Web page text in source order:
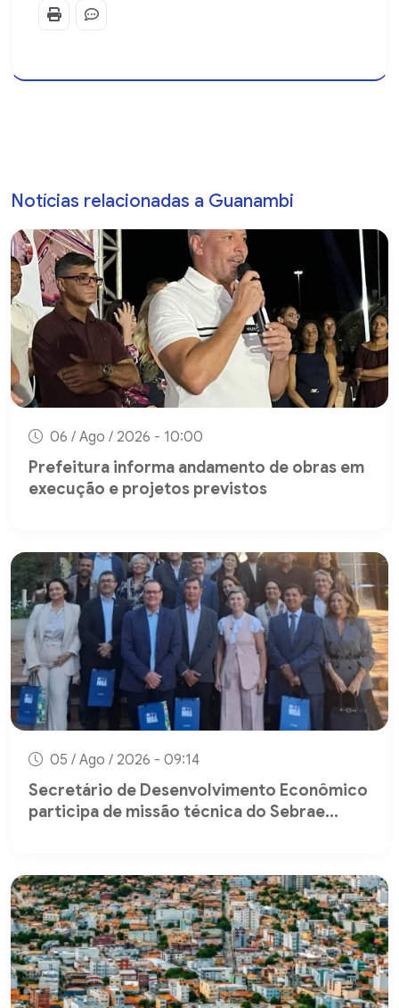
Notícias relacionadas a Guanambi
06 / Ago / 2026 - 10:00
Prefeitura informa andamento de obras em
execução e projetos previstos
05 / Ago / 2026 - 09:14
Secretário de Desenvolvimento Econômico
participa de missão técnica do Sebrae...